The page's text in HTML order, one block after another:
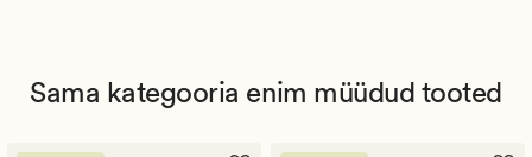
Sama kategooria enim müüdud tooted